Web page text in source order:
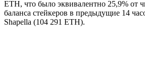
ETH, что было эквивалентно 25,9% от
баланса стейкеров в предыдущие 14
Shapella (104 291 ETH).